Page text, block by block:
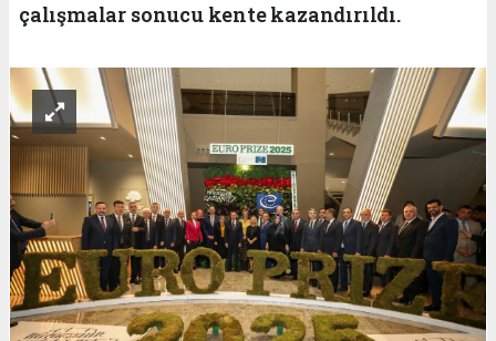
çalışmalar sonucu kente kazandırıldı.